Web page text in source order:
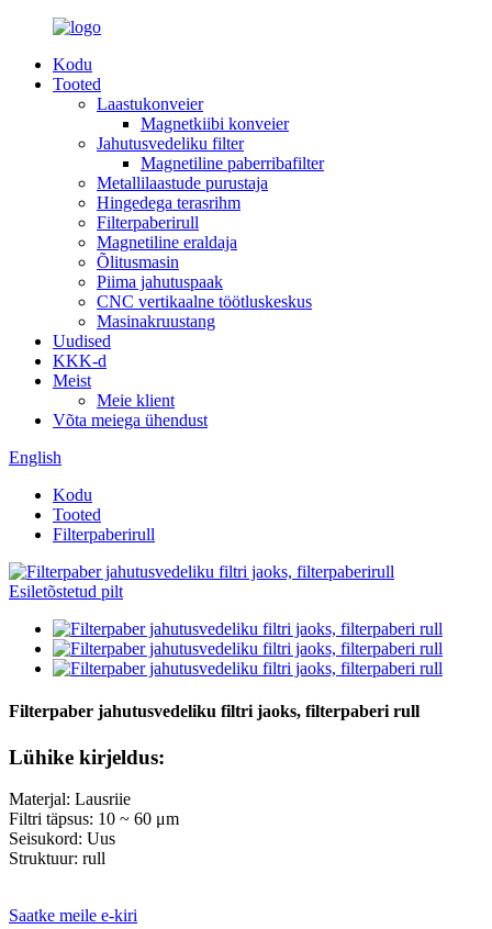
Kodu
Tooted
Laastukonveier
Magnetkiibi konveier
Jahutusvedeliku filter
Magnetiline paberribafilter
Metallilaastude purustaja
Hingedega terasrihm
Filterpaberirull
Magnetiline eraldaja
Õlitusmasin
Piima jahutuspaak
CNC vertikaalne töötluskeskus
Masinakruustang
Uudised
KKK-d
Meist
Meie klient
Võta meiega ühendust
English
Kodu
Tooted
Filterpaberirull
Filterpaber jahutusvedeliku filtri jaoks, filterpaberi rull
Lühike kirjeldus:
Materjal: Lausriie
Filtri täpsus: 10 ~ 60 μm
Seisukord: Uus
Struktuur: rull
Saatke meile e-kiri